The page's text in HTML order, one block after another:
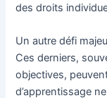
des droits
Un autre défi
Ces derniers,
objectives,
d’apprentissage